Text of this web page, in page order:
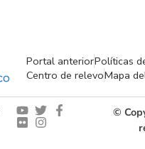
Portal anteriorPolíticas
Centro de relevoMapa
©